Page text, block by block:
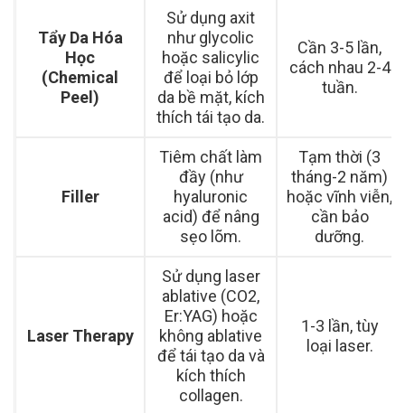
Tẩy Da Hóa
Học
(Chemical
Peel)
Sử dụng axit
như glycolic
hoặc salicylic
để loại bỏ lớp
da bề mặt, kích
thích tái tạo da.
Cần 3-5 lần,
cách nhau 2-4
tuần.
Filler
Tiêm chất làm
đầy (như
hyaluronic
acid) để nâng
sẹo lõm.
Tạm thời (3
tháng-2 năm)
hoặc vĩnh viễn,
cần bảo
dưỡng.
Laser Therapy
Sử dụng laser
ablative (CO2,
Er:YAG) hoặc
không ablative
để tái tạo da và
kích thích
collagen.
1-3 lần, tùy
loại laser.